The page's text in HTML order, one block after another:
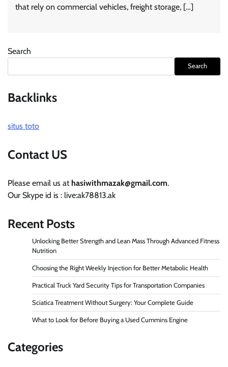
that rely on commercial vehicles, freight storage, […]
Search
Search
Backlinks
situs toto
Contact US
Please email us at hasiwithmazak@gmail.com.
Our Skype id is : live:ak78813.ak
Recent Posts
Unlocking Better Strength and Lean Mass Through Advanced Fitness
Nutrition
Choosing the Right Weekly Injection for Better Metabolic Health
Practical Truck Yard Security Tips for Transportation Companies
Sciatica Treatment Without Surgery: Your Complete Guide
What to Look for Before Buying a Used Cummins Engine
Categories